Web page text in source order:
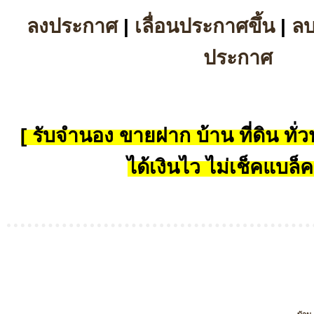
ลงประกาศ| เลื่อนประกาศขึ้น| ล
ประกาศ
[ รับจำนอง ขายฝาก บ้าน ที่ดิน ทั่ว
ได้เงินไว ไม่เช็คแบล็